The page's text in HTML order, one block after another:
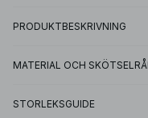
PRODUKTBESKRIVNING
MATERIAL OCH
STORLEKSGUIDE